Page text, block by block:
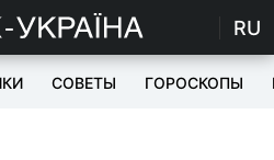
RU
СОВЕТЫ ГОРОСКОПЫ